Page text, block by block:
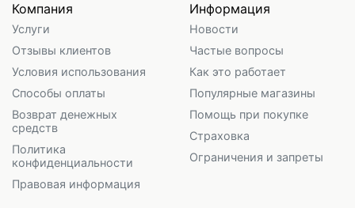
Компания
Услуги
Отзывы клиентов
Условия использования
Способы оплаты
Возврат денежных
средств
Политика
конфиденциальности
Правовая информация
Информация
Новости
Частые вопросы
Как это работает
Популярные магазины
Помощь при покупке
Страховка
Ограничения и запреты